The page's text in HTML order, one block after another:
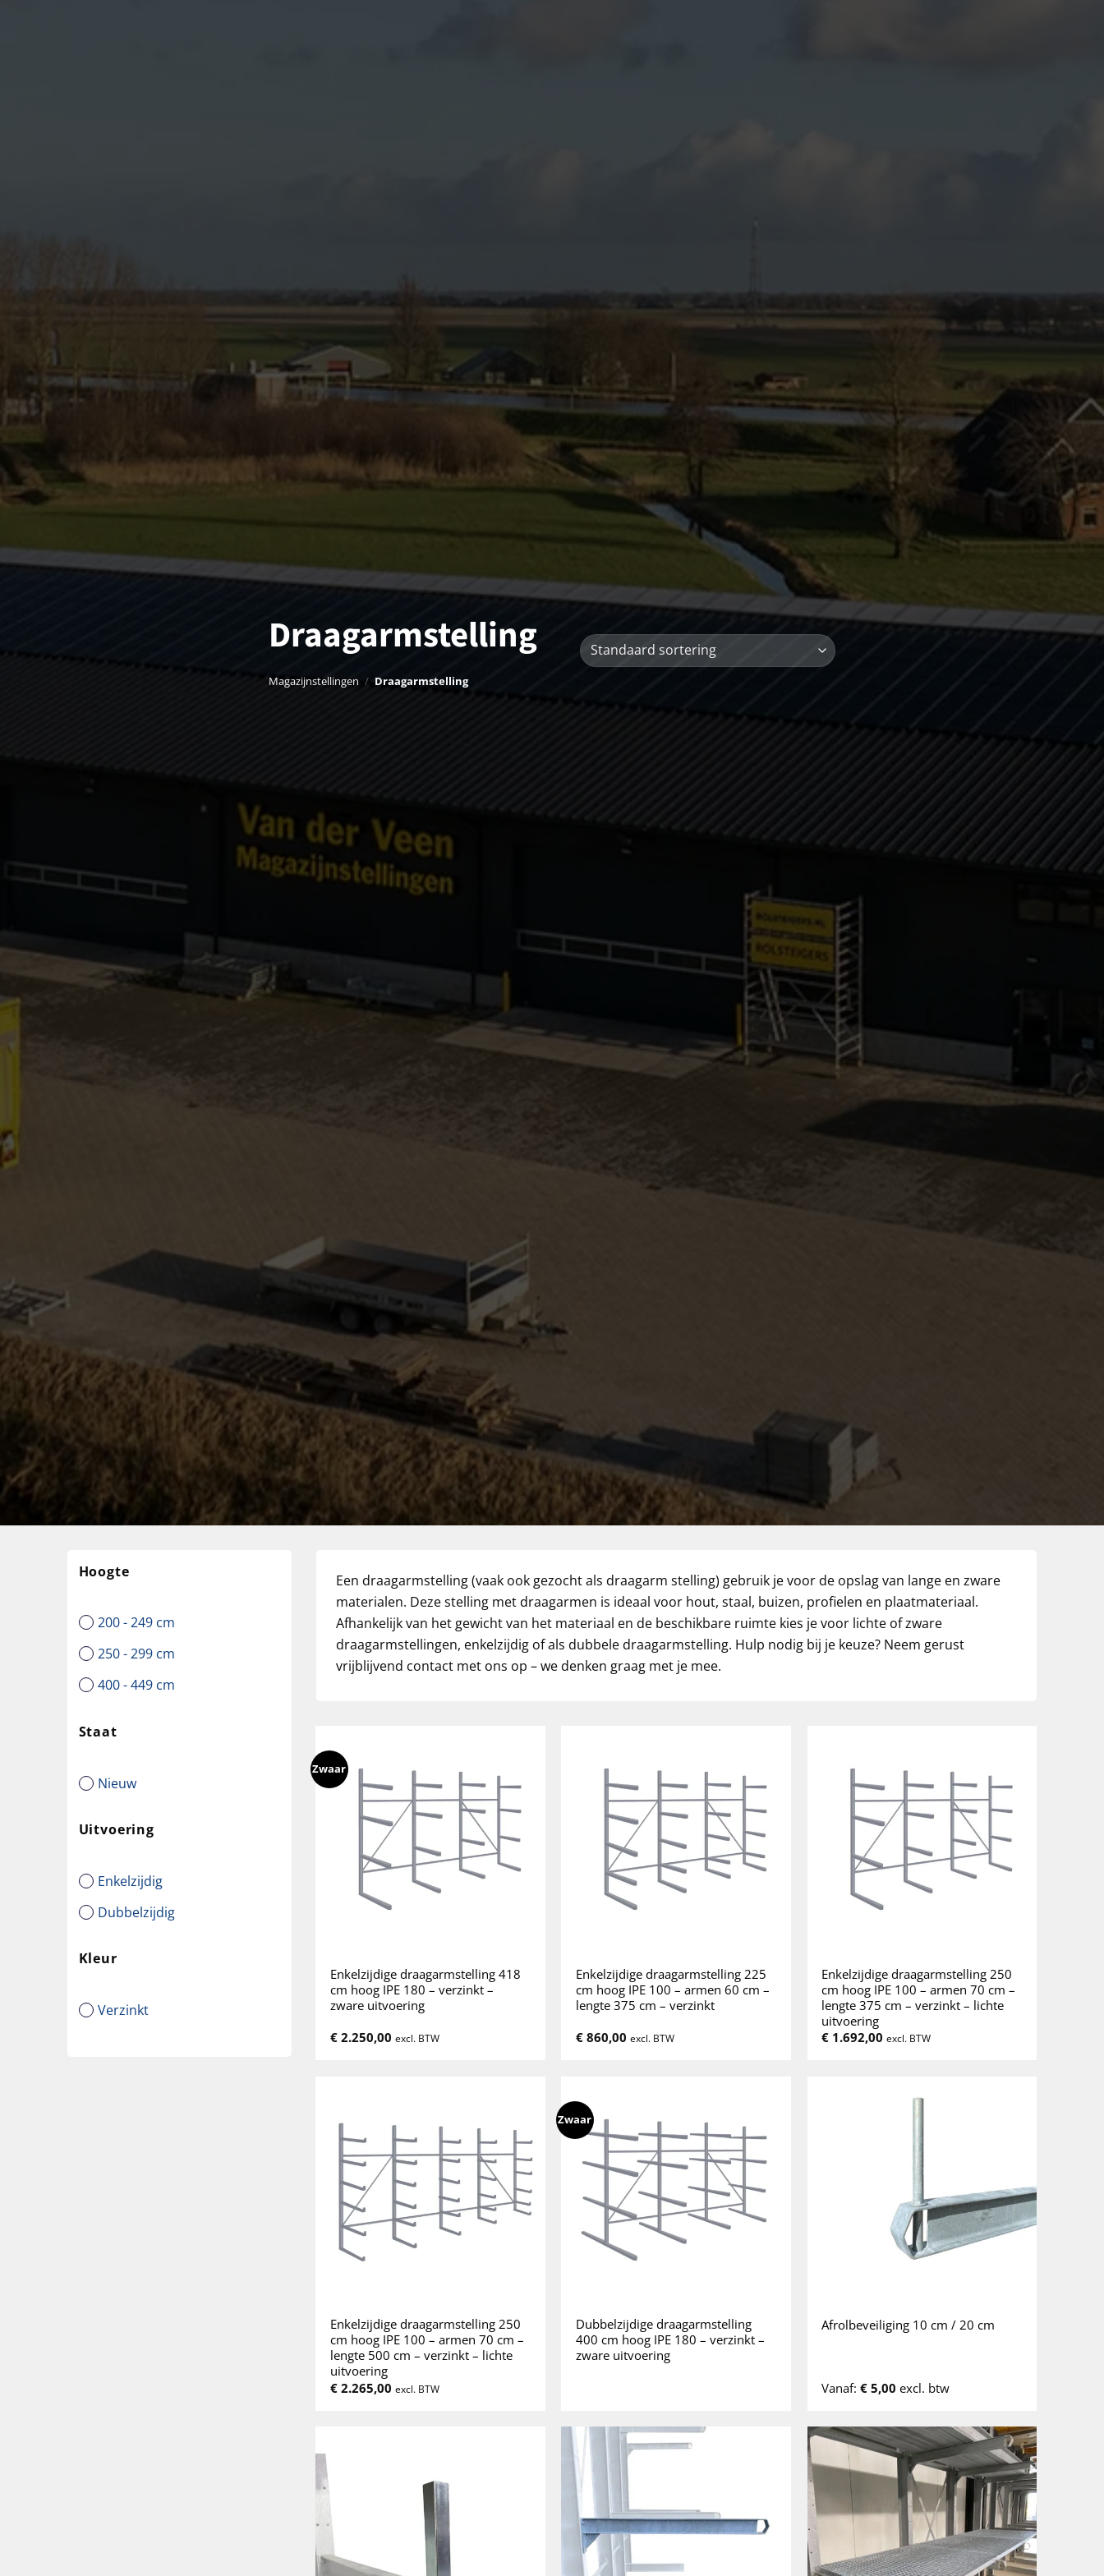
Draagarmstelling
Magazijnstellingen / Draagarmstelling
Hoogte
200 - 249 cm
250 - 299 cm
400 - 449 cm
Staat
Nieuw
Uitvoering
Enkelzijdig
Dubbelzijdig
Kleur
Verzinkt
Een draagarmstelling (vaak ook gezocht als draagarm stelling) gebruik je voor de opslag van lange en zware
materialen. Deze stelling met draagarmen is ideaal voor hout, staal, buizen, profielen en plaatmateriaal.
Afhankelijk van het gewicht van het materiaal en de beschikbare ruimte kies je voor lichte of zware
draagarmstellingen, enkelzijdig of als dubbele draagarmstelling. Hulp nodig bij je keuze? Neem gerust
vrijblijvend contact met ons op – we denken graag met je mee.
Zwaar
Enkelzijdige draagarmstelling 418
cm hoog IPE 180 – verzinkt –
zware uitvoering
€ 2.250,00 excl. BTW
Enkelzijdige draagarmstelling 225
cm hoog IPE 100 – armen 60 cm –
lengte 375 cm – verzinkt
€ 860,00 excl. BTW
Enkelzijdige draagarmstelling 250
cm hoog IPE 100 – armen 70 cm –
lengte 375 cm – verzinkt – lichte
uitvoering
€ 1.692,00 excl. BTW
Enkelzijdige draagarmstelling 250
cm hoog IPE 100 – armen 70 cm –
lengte 500 cm – verzinkt – lichte
uitvoering
€ 2.265,00 excl. BTW
Zwaar
Dubbelzijdige draagarmstelling
400 cm hoog IPE 180 – verzinkt –
zware uitvoering
Afrolbeveiliging 10 cm / 20 cm
Vanaf:€ 5,00 excl. btw